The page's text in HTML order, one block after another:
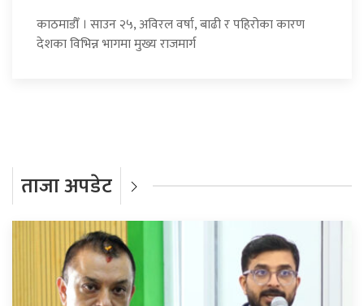
काठमाडौँ । साउन २५, अविरल वर्षा, बाढी र पहिरोका कारण
देशका विभिन्न भागमा मुख्य राजमार्ग
ताजा अपडेट